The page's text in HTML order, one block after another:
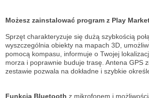
Możesz zainstalować program z Play
Sprzęt charakteryzuje się dużą szybkością
wyszczególnia obiekty na mapach 3D,
pomocą kompasu, informuje o Twojej
morza i poprawnie buduje trasę. Antena GPS
zestawie pozwala na dokładne i szybkie
Funkcja Bluetooth z mikrofonem i